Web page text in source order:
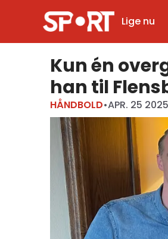
Lige nu
Kun én
han til
HÅNDBOLD•APR. 25